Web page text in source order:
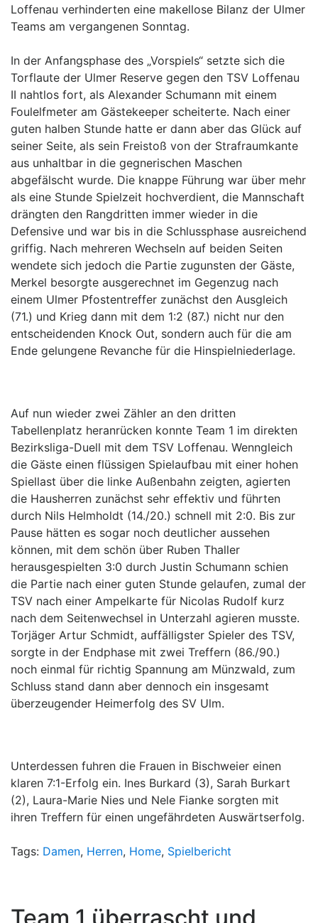
Loffenau verhinderten eine makellose Bilanz der Ulmer
Teams am vergangenen Sonntag.
In der Anfangsphase des „Vorspiels“ setzte sich die
Torflaute der Ulmer Reserve gegen den TSV Loffenau
II nahtlos fort, als Alexander Schumann mit einem
Foulelfmeter am Gästekeeper scheiterte. Nach einer
guten halben Stunde hatte er dann aber das Glück auf
seiner Seite, als sein Freistoß von der Strafraumkante
aus unhaltbar in die gegnerischen Maschen
abgefälscht wurde. Die knappe Führung war über mehr
als eine Stunde Spielzeit hochverdient, die Mannschaft
drängten den Rangdritten immer wieder in die
Defensive und war bis in die Schlussphase ausreichend
griffig. Nach mehreren Wechseln auf beiden Seiten
wendete sich jedoch die Partie zugunsten der Gäste,
Merkel besorgte ausgerechnet im Gegenzug nach
einem Ulmer Pfostentreffer zunächst den Ausgleich
(71.) und Krieg dann mit dem 1:2 (87.) nicht nur den
entscheidenden Knock Out, sondern auch für die am
Ende gelungene Revanche für die Hinspielniederlage.
Auf nun wieder zwei Zähler an den dritten
Tabellenplatz heranrücken konnte Team 1 im direkten
Bezirksliga-Duell mit dem TSV Loffenau. Wenngleich
die Gäste einen flüssigen Spielaufbau mit einer hohen
Spiellast über die linke Außenbahn zeigten, agierten
die Hausherren zunächst sehr effektiv und führten
durch Nils Helmholdt (14./20.) schnell mit 2:0. Bis zur
Pause hätten es sogar noch deutlicher aussehen
können, mit dem schön über Ruben Thaller
herausgespielten 3:0 durch Justin Schumann schien
die Partie nach einer guten Stunde gelaufen, zumal der
TSV nach einer Ampelkarte für Nicolas Rudolf kurz
nach dem Seitenwechsel in Unterzahl agieren musste.
Torjäger Artur Schmidt, auffälligster Spieler des TSV,
sorgte in der Endphase mit zwei Treffern (86./90.)
noch einmal für richtig Spannung am Münzwald, zum
Schluss stand dann aber dennoch ein insgesamt
überzeugender Heimerfolg des SV Ulm.
Unterdessen fuhren die Frauen in Bischweier einen
klaren 7:1-Erfolg ein. Ines Burkard (3), Sarah Burkart
(2), Laura-Marie Nies und Nele Fianke sorgten mit
ihren Treffern für einen ungefährdeten Auswärtserfolg.
Tags: Damen, Herren, Home, Spielbericht